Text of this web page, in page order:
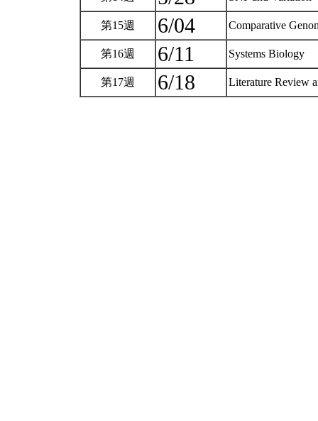
第15週 6/04 Comparative
第16週 6/11 Systems Biology
第17週 6/18 Literature Review